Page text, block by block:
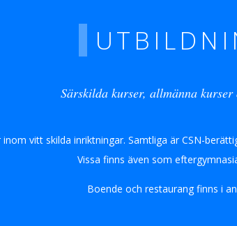
Särskilda kurser, allmänna
vitt skilda inriktningar. Samtliga är CSN-
Vissa finns även som
Boende och restaurang finns i